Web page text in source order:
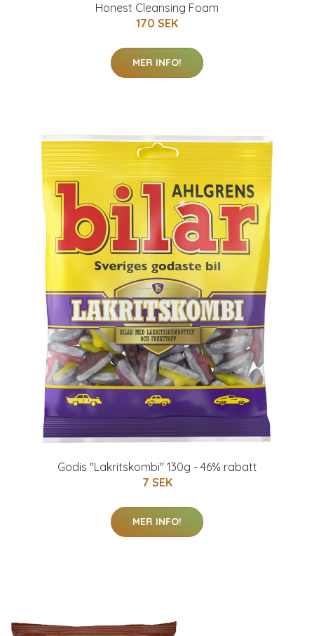
Honest Cleansing Foam
170 SEK
MER INFO!
Godis "Lakritskombi" 130g - 46% rabatt
7 SEK
MER INFO!